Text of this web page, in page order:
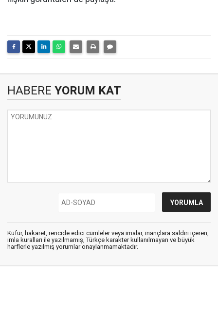
HABERE YORUM KAT
Küfür, hakaret, rencide edici cümleler veya imalar, inançlara saldırı içeren,
imla kuralları ile yazılmamış, Türkçe karakter kullanılmayan ve büyük
harflerle yazılmış yorumlar onaylanmamaktadır.